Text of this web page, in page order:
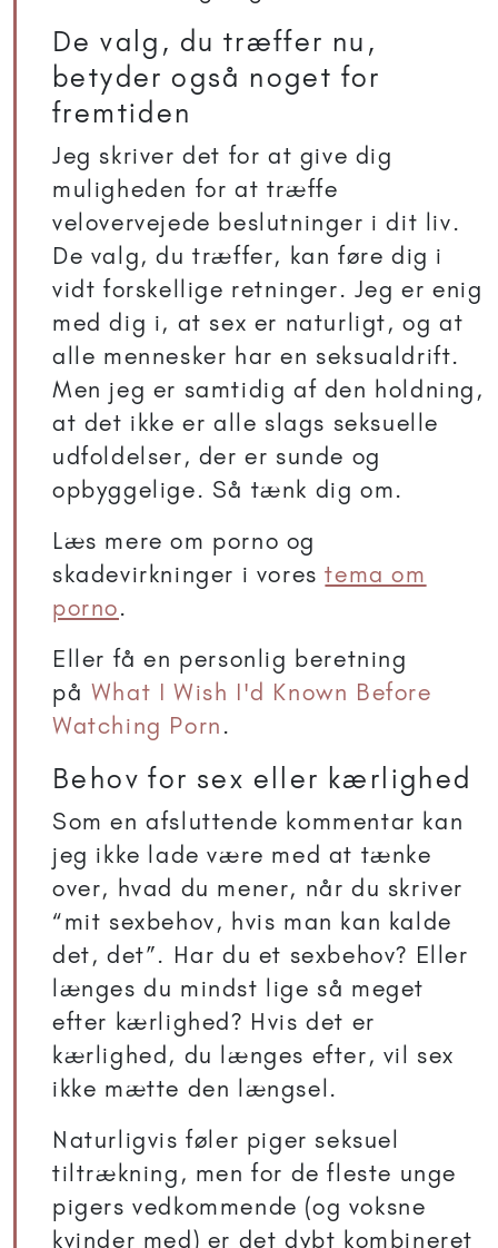
De valg, du træffer nu,
betyder også noget for
fremtiden
Jeg skriver det for at give dig
muligheden for at træffe
velovervejede beslutninger i dit liv.
De valg, du træffer, kan føre dig i
vidt forskellige retninger. Jeg er enig
med dig i, at sex er naturligt, og at
alle mennesker har en seksualdrift.
Men jeg er samtidig af den holdning,
at det ikke er alle slags seksuelle
udfoldelser, der er sunde og
opbyggelige. Så tænk dig om.
Læs mere om porno og
skadevirkninger i vorestema om
porno.
Eller få en personlig beretning
på What I Wish I'd Known Before
Watching Porn .
Behov for sex eller kærlighed
Som en afsluttende kommentar kan
jeg ikke lade være med at tænke
over, hvad du mener, når du skriver
“mit sexbehov, hvis man kan kalde
det, det”. Har du et sexbehov? Eller
længes du mindst lige så meget
efter kærlighed? Hvis det er
kærlighed, du længes efter, vil sex
ikke mætte den længsel.
Naturligvis føler piger seksuel
tiltrækning, men for de fleste unge
pigers vedkommende (og voksne
kvinder med) er det dybt kombineret